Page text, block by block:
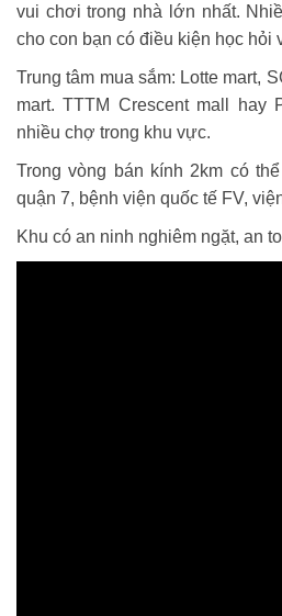
vui chơi trong nhà lớn nhất.
cho con bạn có điều kiện học hỏi
Trung tâm mua sắm: Lotte mart,
mart. TTTM Crescent mall hay
nhiều chợ trong khu vực.
Trong vòng bán kính 2km có
quận 7, bệnh viện quốc tế FV,
Khu có an ninh nghiêm ngặt, an